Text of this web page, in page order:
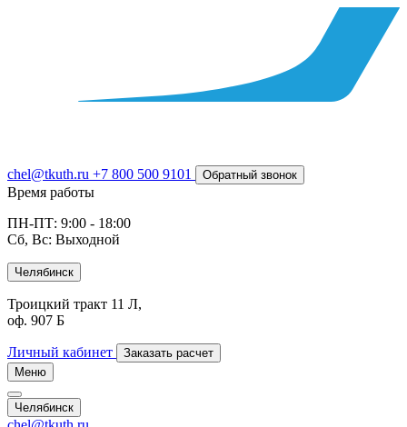
chel@tkuth.ru +7 800 500 9101 Обратный звонок
Время работы
ПН-ПТ: 9:00 - 18:00
Сб, Вс: Выходной
Челябинск
Троицкий тракт 11 Л,
оф. 907 Б
Личный кабинет
Заказать расчет
Меню
Челябинск